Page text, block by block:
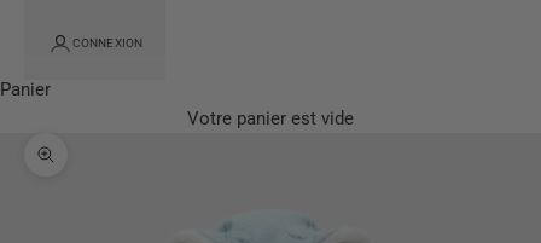
CONNEXION
Panier
Votre panier est vide
Zoomer sur l'image